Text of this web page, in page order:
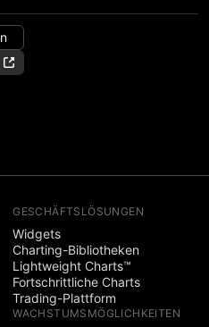
GESCHÄFTSLÖSUNGEN
Widgets
Charting-Bibliotheken
Lightweight Charts™
Fortschrittliche Charts
Trading-Plattform
WACHSTUMSMÖGLICHKEITEN